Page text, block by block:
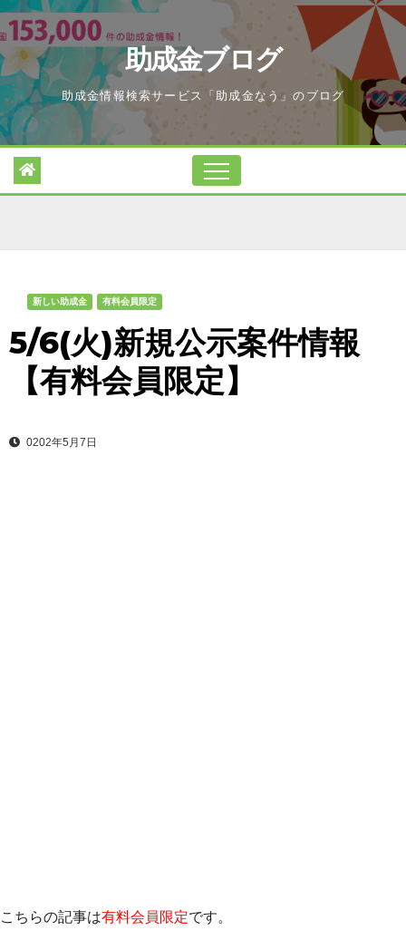
Skip
to
content
助成金ブログ
助成金情報検索サービス「助成金なう」のブログ
新しい助成金 有料会員限定
5/6(火)新規公示案件情報
【有料会員限定】
0202年5月7日
こちらの記事は有料会員限定です。